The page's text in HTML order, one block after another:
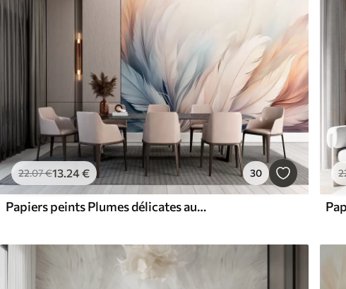
22.07€13.24€ 30
Papiers peints Plumes délicates aux couleurs pastel